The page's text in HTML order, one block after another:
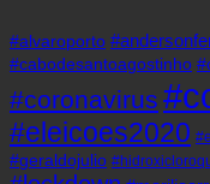
#alvaroporto
#cabodesantoagostinho
#coronavirus
#eleicoes2020
#geraldojulio